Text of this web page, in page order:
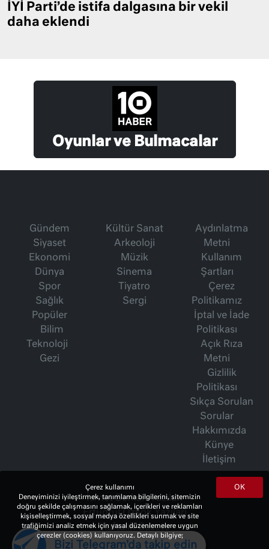
İYİ Parti’de istifa dalgasına bir vekil
daha eklendi
Oyunlar ve Bulmacalar
Gündem
Siyaset
Ekonomi
Dünya
Spor
Sağlık
Popüler
Bilim
Teknoloji
Gezi
Kültür Sanat
Arkeoloji
Müzik
Sinema
Tiyatro
Sergi
Aydınlatma
Metni
Kullanım
Şartları
Çerez
Politikamız
İptal ve İade
Politikası
Açık Rıza
Metni
Gizlilik
Politikası
Sıkça Sorulan
Sorular
Hakkımızda
Künye
İletişim
İsmet Berkan Yazıları
Ertuğrul Özkök Yazıları
Haftalık Gazete
OK
Çerez kullanımı
Deneyiminizi iyileştirmek, tanımlama bilgilerini, sitemizin
doğru şekilde çalışmasını sağlamak, içerikleri ve reklamları
kişiselleştirmek, sosyal medya özellikleri sunmak ve site
trafiğimizi analiz etmek için yasal düzenlemelere uygun
çerezler (cookies) kullanıyoruz. Detaylı bilgiye;
Bizi Telegram'da takip edin